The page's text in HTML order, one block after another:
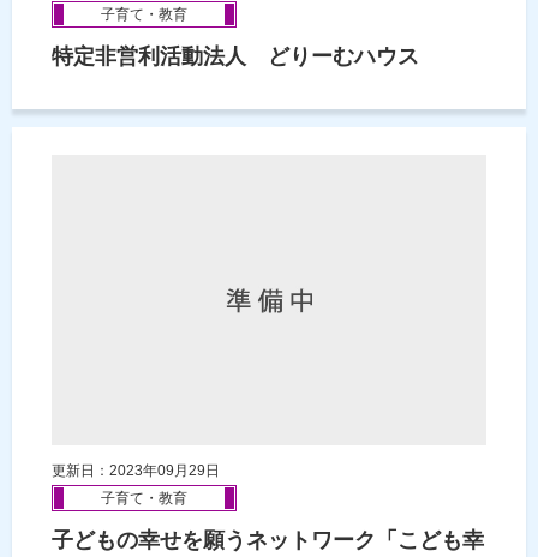
子育て・教育
特定非営利活動法人 どりーむハウス
更新日：2023年09月29日
子育て・教育
子どもの幸せを願うネットワーク「こども幸